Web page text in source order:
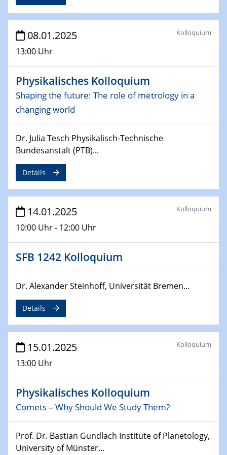
06.02.2025
CataLysis Joint Colloquium)
UnOCat
11.02.2025
11.02.2025
Social Hour
CENIDE / ZBT / IW
11.02.2025
12.02.2025 - 14.02.2025
24.02.2025
CENIDE-BGU Seminar
27.02.2025
WIN & CENIDE Seminar Series on 2D-
MATURE
27.02.2025
Sfb-trr247-all Seminar
Kooperationsseminar
Elektrolyse/Brennstoffzelle
21.03.2025
EIC Pathfinder
EU funding for early stage scientific, technological or
08.01.2025
13:00 Uhr
Kolloquium
Physikalisches Kolloquium
Shaping the future: The role of metrology in a
changing world
Dr. Julia Tesch Physikalisch-Technische
Bundesanstalt (PTB)...
Details
14.01.2025
10:00 Uhr - 12:00 Uhr
Kolloquium
SFB 1242 Kolloquium
Dr. Alexander Steinhoff, Universität Bremen...
Details
15.01.2025
13:00 Uhr
Kolloquium
Physikalisches Kolloquium
Comets – Why Should We Study Them?
Prof. Dr. Bastian Gundlach Institute of Planetology,
University of Münster...